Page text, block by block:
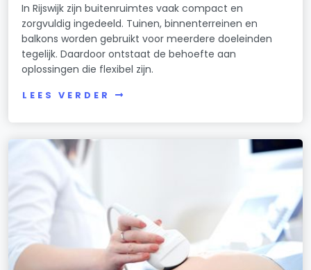
In Rijswijk zijn buitenruimtes vaak compact en
zorgvuldig ingedeeld. Tuinen, binnenterreinen en
balkons worden gebruikt voor meerdere doeleinden
tegelijk. Daardoor ontstaat de behoefte aan
oplossingen die flexibel zijn.
LEES VERDER